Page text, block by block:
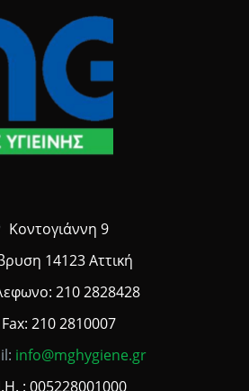
Κοντογιάννη 9
14123 Αττική
210 2828428
Fax: 210 2810007
info@mghygiene.gr
: 005228001000